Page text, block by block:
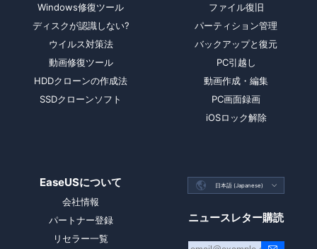
Windows修復ツール
ディスクが認識しない?
ウイルス対策法
動画修復ツール
HDDクローンの作成法
SSDクローンソフト
ファイル復旧
パーティション管理
バックアップと復元
PC引越し
動画作成・編集
PC画面録画
iOSロック解除
EaseUSについて
会社情報
パートナー登録
リセラー一覧
 日本語 (Japanese) 
ニュースレター購読